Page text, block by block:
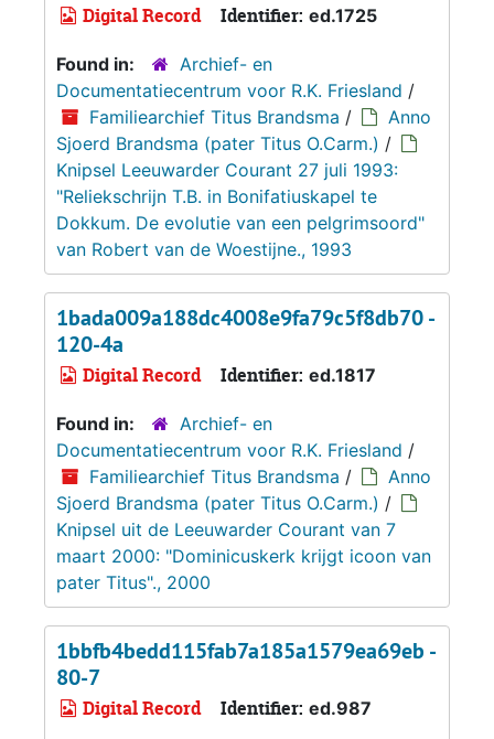
Digital Record Identifier: ed.1725
Found in:
Archief- en
Documentatiecentrum voor R.K. Friesland /
Familiearchief Titus Brandsma /
Anno
Sjoerd Brandsma (pater Titus O.Carm.) /
Knipsel Leeuwarder Courant 27 juli 1993:
"Reliekschrijn T.B. in Bonifatiuskapel te
Dokkum. De evolutie van een pelgrimsoord"
van Robert van de Woestijne., 1993
1bada009a188dc4008e9fa79c5f8db70 -
120-4a
Digital Record Identifier: ed.1817
Found in:
Archief- en
Documentatiecentrum voor R.K. Friesland /
Familiearchief Titus Brandsma /
Anno
Sjoerd Brandsma (pater Titus O.Carm.) /
Knipsel uit de Leeuwarder Courant van 7
maart 2000: "Dominicuskerk krijgt icoon van
pater Titus"., 2000
1bbfb4bedd115fab7a185a1579ea69eb -
80-7
Digital Record Identifier: ed.987